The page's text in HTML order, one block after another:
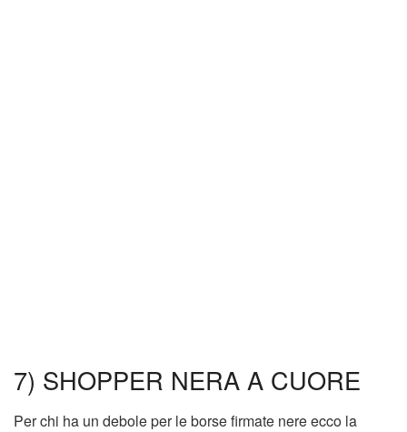
7) SHOPPER NERA A CUORE
Per chi ha un debole per le borse firmate nere ecco la